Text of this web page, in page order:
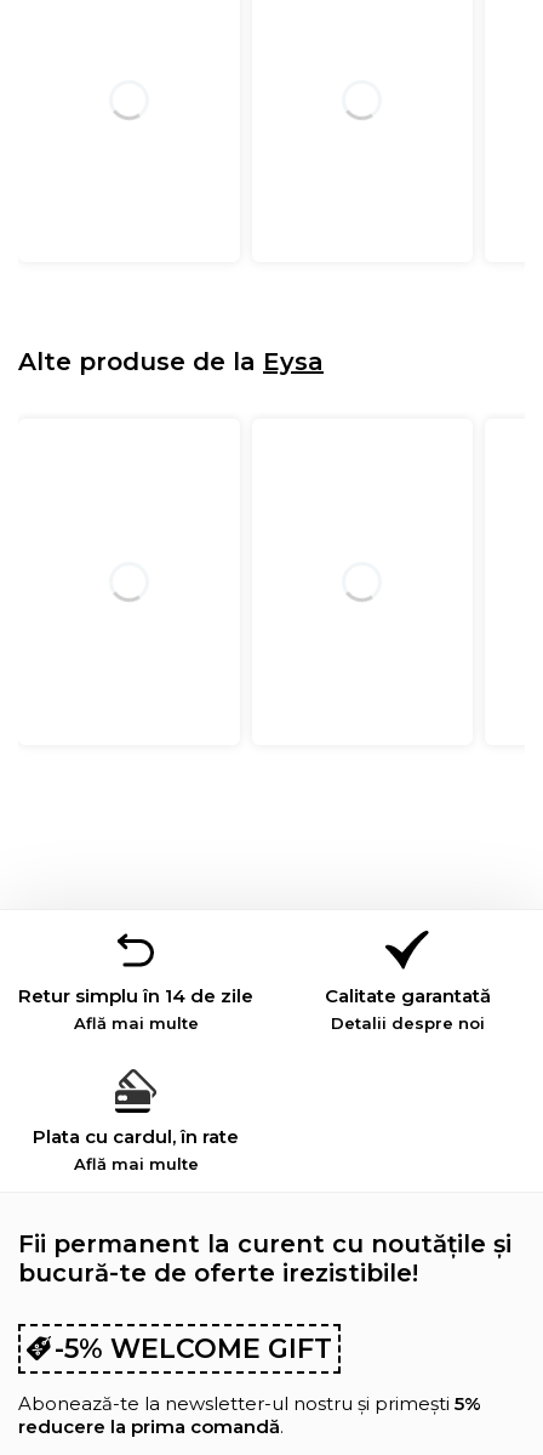
Alte produse de la Eysa
Retur simplu în 14 de zile
Află mai multe
Calitate garantată
Detalii despre noi
Plata cu cardul, în rate
Află mai multe
Fii permanent la curent cu noutățile și
bucură-te de oferte irezistibile!
-5% WELCOME GIFT
Abonează-te la newsletter-ul nostru și primești 5%
reducere la prima comandă.